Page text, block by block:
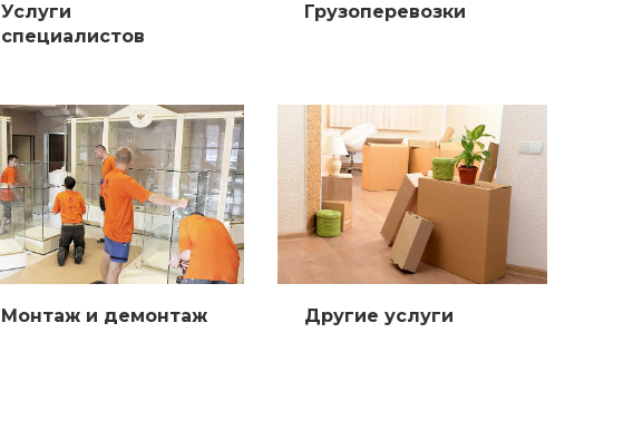
Услуги
специалистов
Грузоперевозки
Монтаж и демонтаж Другие услуги